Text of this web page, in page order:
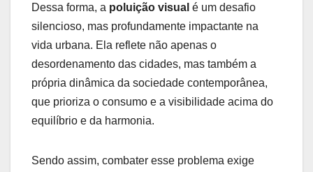
Dessa forma, a poluição visual é um desafio
silencioso, mas profundamente impactante na
vida urbana. Ela reflete não apenas o
desordenamento das cidades, mas também a
própria dinâmica da sociedade contemporânea,
que prioriza o consumo e a visibilidade acima do
equilíbrio e da harmonia.
Sendo assim, combater esse problema exige